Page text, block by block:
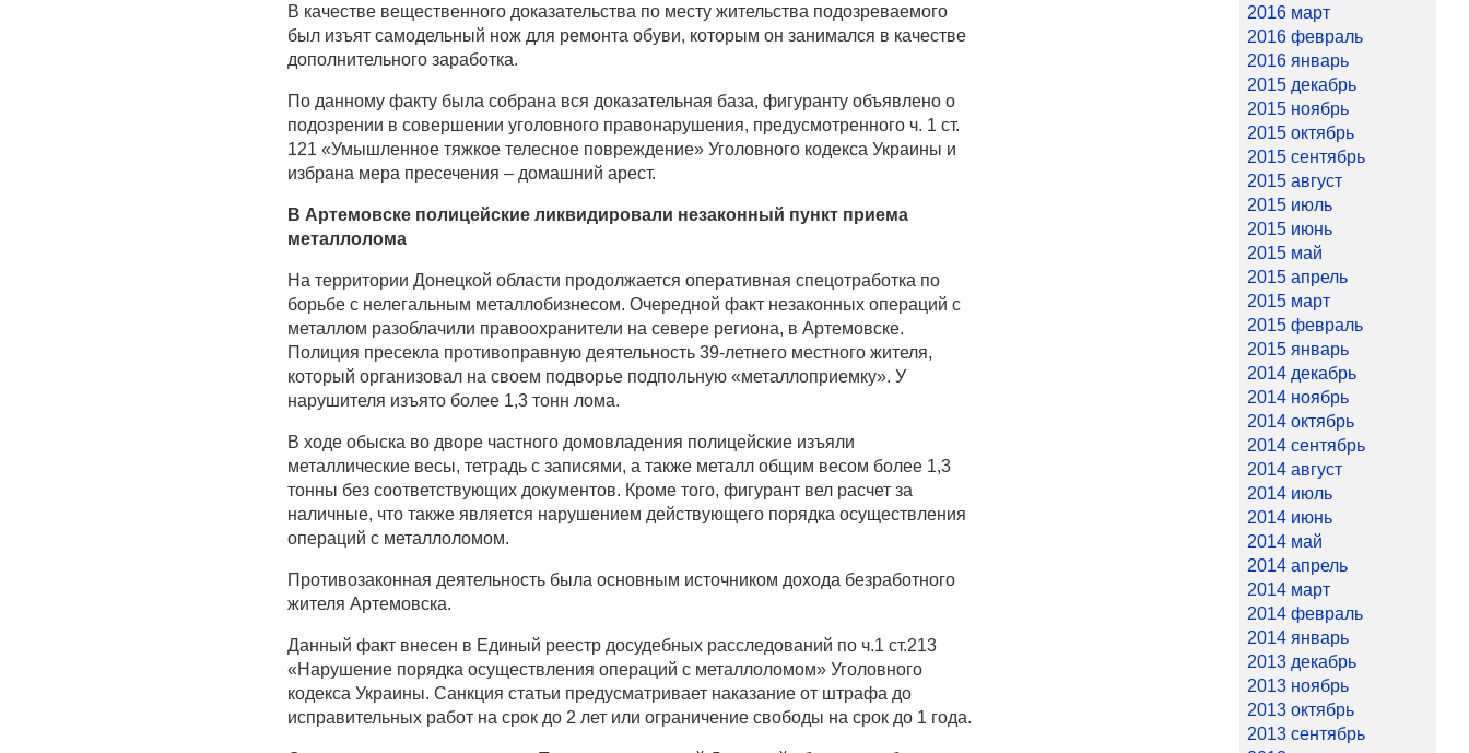
В качестве вещественного доказательства по месту жительства подозреваемого
был изъят самодельный нож для ремонта обуви, которым он занимался в качестве
дополнительного заработка.
По данному факту была собрана вся доказательная база, фигуранту объявлено о
подозрении в совершении уголовного правонарушения, предусмотренного ч. 1 ст.
121 «Умышленное тяжкое телесное повреждение» Уголовного кодекса Украины и
избрана мера пресечения – домашний арест.
В Артемовске полицейские ликвидировали незаконный пункт приема
металлолома
На территории Донецкой области продолжается оперативная спецотработка по
борьбе с нелегальным металлобизнесом. Очередной факт незаконных операций с
металлом разоблачили правоохранители на севере региона, в Артемовске.
Полиция пресекла противоправную деятельность 39-летнего местного жителя,
который организовал на своем подворье подпольную «металлоприемку». У
нарушителя изъято более 1,3 тонн лома.
В ходе обыска во дворе частного домовладения полицейские изъяли
металлические весы, тетрадь с записями, а также металл общим весом более 1,3
тонны без соответствующих документов. Кроме того, фигурант вел расчет за
наличные, что также является нарушением действующего порядка осуществления
операций с металлоломом.
Противозаконная деятельность была основным источником дохода безработного
жителя Артемовска.
Данный факт внесен в Единый реестр досудебных расследований по ч.1 ст.213
«Нарушение порядка осуществления операций с металлоломом» Уголовного
кодекса Украины. Санкция статьи предусматривает наказание от штрафа до
исправительных работ на срок до 2 лет или ограничение свободы на срок до 1 года.
2016 март
2016 февраль
2016 январь
2015 декабрь
2015 ноябрь
2015 октябрь
2015 сентябрь
2015 август
2015 июль
2015 июнь
2015 май
2015 апрель
2015 март
2015 февраль
2015 январь
2014 декабрь
2014 ноябрь
2014 октябрь
2014 сентябрь
2014 август
2014 июль
2014 июнь
2014 май
2014 апрель
2014 март
2014 февраль
2014 январь
2013 декабрь
2013 ноябрь
2013 октябрь
2013 сентябрь